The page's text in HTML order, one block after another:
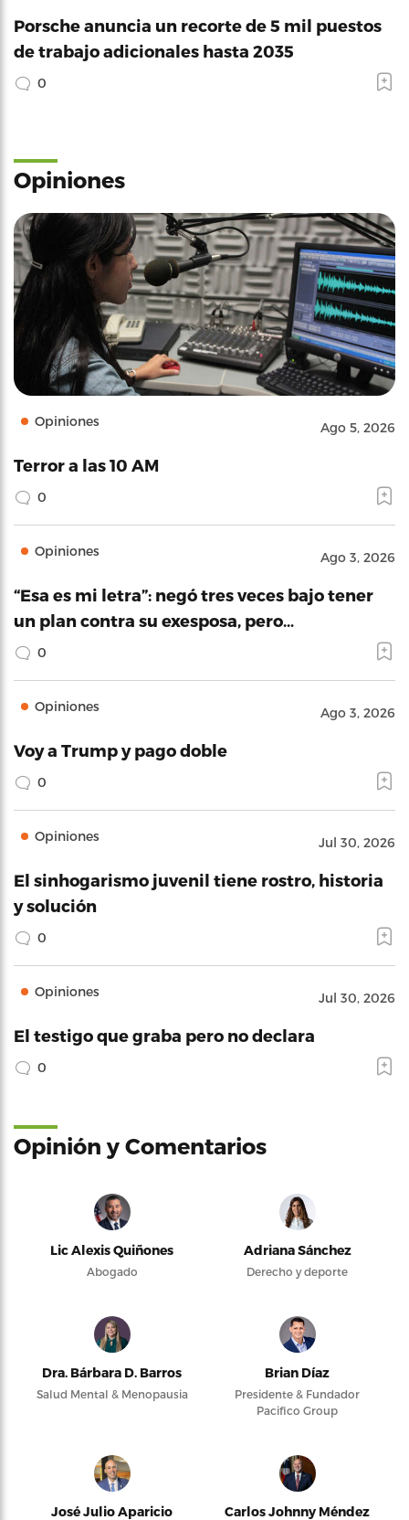
Porsche anuncia un recorte de 5 mil puestos
de trabajo adicionales hasta 2035
0
Opiniones
Opiniones Ago 5, 2026
Terror a las 10 AM
0
Opiniones Ago 3, 2026
“Esa es mi letra”: negó tres veces bajo tener
un plan contra su exesposa, pero…
0
Opiniones Ago 3, 2026
Voy a Trump y pago doble
0
Opiniones Jul 30, 2026
El sinhogarismo juvenil tiene rostro, historia
y solución
0
Opiniones Jul 30, 2026
El testigo que graba pero no declara
0
Opinión y Comentarios
Lic Alexis Quiñones
Abogado
Adriana Sánchez
Derecho y deporte
Dra. Bárbara D. Barros
Salud Mental & Menopausia
Brian Díaz
Presidente & Fundador
Pacifico Group
José Julio Aparicio Carlos Johnny Méndez